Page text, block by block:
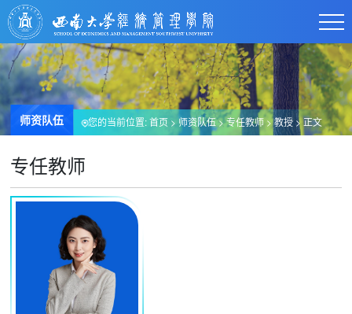
师资队伍 您的当前位置:首页> 师资队伍>专任教师>教授> 正文
专任教师